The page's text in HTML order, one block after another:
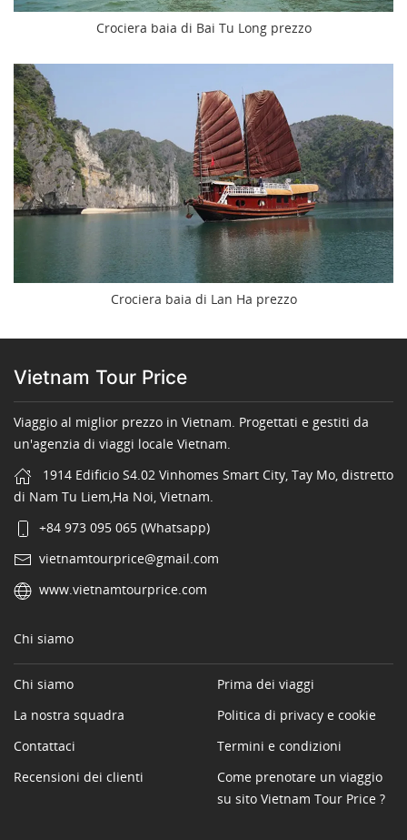
Crociera baia di Bai Tu Long prezzo
Crociera baia di Lan Ha prezzo
Vietnam Tour Price
Viaggio al miglior prezzo in Vietnam. Progettati e gestiti da
un'agenzia di viaggi locale Vietnam.
1914 Edificio S4.02 Vinhomes Smart City, Tay Mo, distretto
di Nam Tu Liem,Ha Noi, Vietnam.
+84 973 095 065 (Whatsapp)
vietnamtourprice@gmail.com
www.vietnamtourprice.com
Chi siamo
Chi siamo
La nostra squadra
Contattaci
Recensioni dei clienti
Prima dei viaggi
Politica di privacy e cookie
Termini e condizioni
Come prenotare un viaggio
su sito Vietnam Tour Price ?